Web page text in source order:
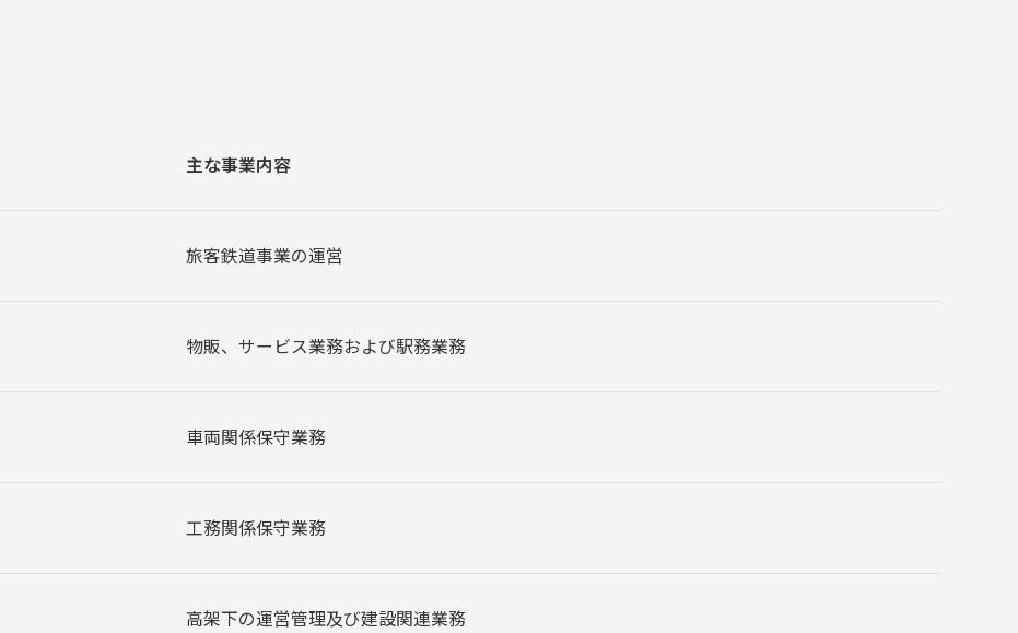
主な事業内容
旅客鉄道事業の運営
物販、サービス業務および駅務業務
車両関係保守業務
工務関係保守業務
高架下の運営管理及び建設関連業務